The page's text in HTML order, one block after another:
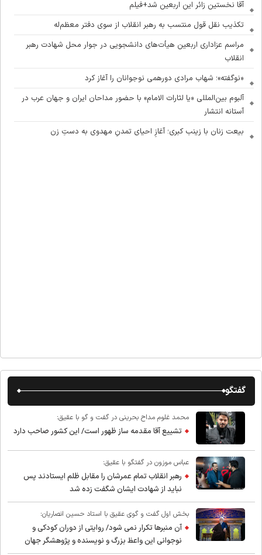
آقا نخستین زائر این اربعین شد+فیلم
تکذیب نقل قول منتسب به رهبر انقلاب از سوی دفتر معظم‌له
مراسم عزاداری اربعین هیأت‌های دانشجویی در جوار محل شهادت رهبر
انقلاب
«نوگفته»؛ شهاب مرادی دورهمی نوجوانان را آغاز کرد
آلبوم بین‌المللی «یا لثارات الامام» با حضور مداحان ایران و جهان عرب در
آستانه انتشار
بیعت زنان با زینب کبری؛ آغازِ احیای تمدنِ مهدوی به دستِ زن
گفتگو
محمد غلوم مداح بحرینی در گفت و گو با عقیق:
تشییع آقا مقدمه ساز ظهور است/ این کشور صاحب دارد
عباس موزون در گفتگو با عقیق:
رهبر انقلاب تمام عمرشان را مقابل ظلم ایستادند پس
نباید از شهادت ایشان شگفت زده شد
بخش اول گفت و گوی عقیق با استاد حسین انصاریان:
آن منبرها تکرار نمی شود/ روایتی از دوران کودکی و
نوجوانی این واعظ بزرگ و نویسنده و پژوهشگر جهان